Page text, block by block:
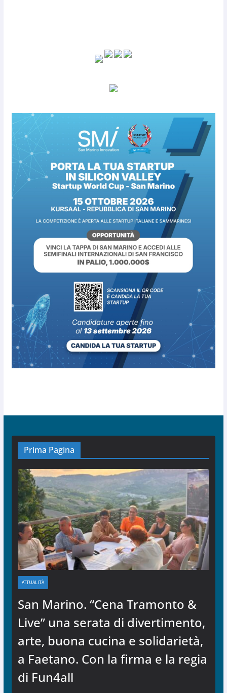
Prima Pagina
ATTUALITÀ
San Marino. “Cena Tramonto &
Live” una serata di divertimento,
arte, buona cucina e solidarietà,
a Faetano. Con la firma e la regia
di Fun4all